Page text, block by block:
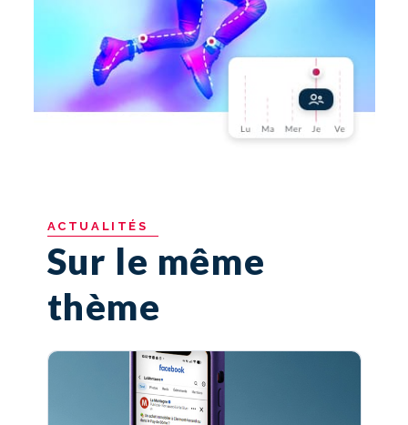
ACTUALITÉS
Sur le même
thème